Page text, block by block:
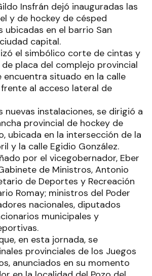
Insfrán dejó inauguradas las
y de hockey de césped
ubicadas en el barrio San
capital.
el simbólico corte de cintas y
placa del complejo provincial
encuentra situado en la calle
frente al acceso lateral de
nuevas instalaciones, se dirigió a
provincial de hockey de
ubicada en la intersección de la
y la calle Egidio González.
por el vicegobernador, Eber
de Ministros, Antonio
de Deportes y Recreación
Romay; ministros del Poder
nacionales, diputados
municipales y
en esta jornada, se
provinciales de los Juegos
anunciados en su momento